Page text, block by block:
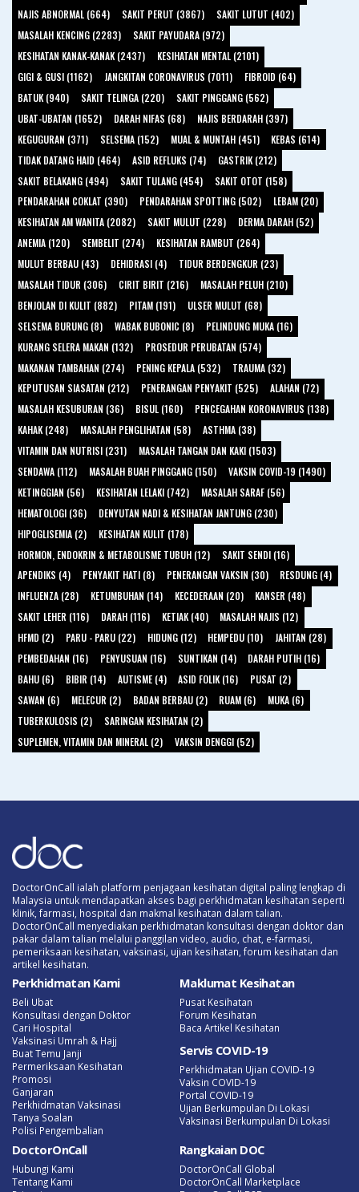
NAJIS ABNORMAL (664)
SAKIT PERUT (3867)
SAKIT LUTUT (402)
MASALAH KENCING (2283)
SAKIT PAYUDARA (972)
KESIHATAN KANAK-KANAK (2437)
KESIHATAN MENTAL (2101)
GIGI & GUSI (1162)
JANGKITAN CORONAVIRUS (7011)
FIBROID (64)
BATUK (940)
SAKIT TELINGA (220)
SAKIT PINGGANG (562)
UBAT-UBATAN (1652)
DARAH NIFAS (68)
NAJIS BERDARAH (397)
KEGUGURAN (371)
SELSEMA (152) MUAL & MUNTAH (451)
KEBAS (614)
TIDAK DATANG HAID (464)
ASID REFLUKS (74)
GASTRIK (212)
SAKIT BELAKANG (494)
SAKIT TULANG (454)
SAKIT OTOT (158)
PENDARAHAN COKLAT (390)
PENDARAHAN SPOTTING (502)
LEBAM (20)
KESIHATAN AM WANITA (2082)
SAKIT MULUT (228)
DERMA DARAH (52)
ANEMIA (120)
SEMBELIT (274)
KESIHATAN RAMBUT (264)
MULUT BERBAU (43)
DEHIDRASI (4)
TIDUR BERDENGKUR (23)
MASALAH TIDUR (306)
CIRIT BIRIT (216)
MASALAH PELUH (210)
BENJOLAN DI KULIT (882)
PITAM (191)
ULSER MULUT (68)
SELSEMA BURUNG (8)
WABAK BUBONIC (8)
PELINDUNG MUKA (16)
KURANG SELERA MAKAN (132)
PROSEDUR PERUBATAN (574)
MAKANAN TAMBAHAN (274)
PENING KEPALA (532)
TRAUMA (32)
KEPUTUSAN SIASATAN (212)
PENERANGAN PENYAKIT (525)
ALAHAN (72)
MASALAH KESUBURAN (36)
BISUL (160)
PENCEGAHAN KORONAVIRUS (138)
KAHAK (248)
MASALAH PENGLIHATAN (58)
ASTHMA (38)
VITAMIN DAN NUTRISI (231)
MASALAH TANGAN DAN KAKI (1503)
SENDAWA (112)
MASALAH BUAH PINGGANG (150)
VAKSIN COVID-19 (1490)
KETINGGIAN (56)
KESIHATAN LELAKI (742)
MASALAH SARAF (56)
HEMATOLOGI (36)
DENYUTAN NADI & KESIHATAN JANTUNG (230)
HIPOGLISEMIA (2)
KESIHATAN KULIT (178)
HORMON, ENDOKRIN & METABOLISME TUBUH (12)
SAKIT SENDI (16)
APENDIKS (4)
PENYAKIT HATI (8) PENERANGAN VAKSIN (30)
RESDUNG (4)
INFLUENZA (28)
KETUMBUHAN (14) KECEDERAAN (20)
KANSER (48)
SAKIT LEHER (116)
DARAH (116) KETIAK (40)
MASALAH NAJIS (12)
HFMD (2)
PARU - PARU (22) HIDUNG (12) HEMPEDU (10)
JAHITAN (28)
PEMBEDAHAN (16)
PENYUSUAN (16) SUNTIKAN (14)
DARAH PUTIH (16)
BAHU (6)
BIBIR (14) AUTISME (4) ASID FOLIK (16)
PUSAT (2)
SAWAN (6)
MELECUR (2) BADAN BERBAU (2) RUAM (6)
MUKA (6)
TUBERKULOSIS (2)
SARINGAN KESIHATAN (2)
SUPLEMEN, VITAMIN DAN MINERAL (2)
VAKSIN DENGGI (52)
DoctorOnCall ialah platform penjagaan kesihatan digital paling lengkap di
Malaysia untuk mendapatkan akses bagi perkhidmatan kesihatan seperti
klinik, farmasi, hospital dan makmal kesihatan dalam talian.
DoctorOnCall menyediakan perkhidmatan konsultasi dengan doktor dan
pakar dalam talian melalui panggilan video, audio, chat, e-farmasi,
pemeriksaan kesihatan, vaksinasi, ujian kesihatan, forum kesihatan dan
artikel kesihatan.
Perkhidmatan Kami
Beli Ubat
Konsultasi dengan Doktor
Cari Hospital
Vaksinasi Umrah & Hajj
Buat Temu Janji
Permeriksaan Kesihatan
Promosi
Ganjaran
Perkhidmatan Vaksinasi
Tanya Soalan
Polisi Pengembalian
Maklumat Kesihatan
Pusat Kesihatan
Forum Kesihatan
Baca Artikel Kesihatan
Servis COVID-19
Perkhidmatan Ujian COVID-19
Vaksin COVID-19
Portal COVID-19
Ujian Berkumpulan Di Lokasi
Vaksinasi Berkumpulan Di Lokasi
DoctorOnCall
Hubungi Kami
Tentang Kami
Rangkaian DOC
DoctorOnCall Global
DoctorOnCall Marketplace